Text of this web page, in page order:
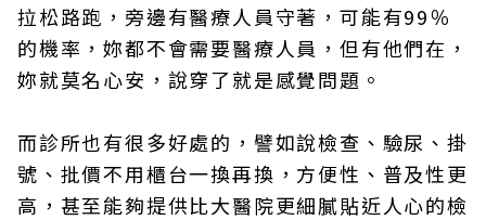
拉松路跑，旁邊有醫療人員守著，可能有99％
的機率，妳都不會需要醫療人員，但有他們在，
妳就莫名心安，說穿了就是感覺問題。
而診所也有很多好處的，譬如說檢查、驗尿、掛
號、批價不用櫃台一換再換，方便性、普及性更
高，甚至能夠提供比大醫院更細膩貼近人心的檢